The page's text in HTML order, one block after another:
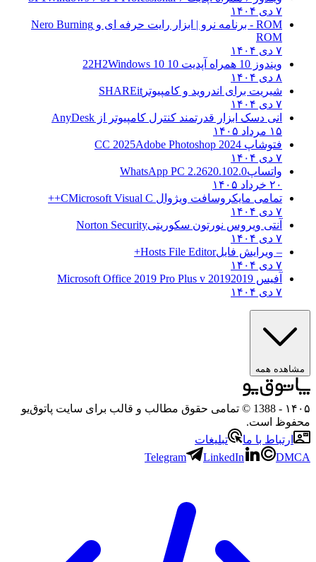
۷ دی ۱۴۰۴
ROM - برنامه نرو | ابزار رایت حرفه ای و
Nero Burning
ROM
۷ دی ۱۴۰۴
ویندوز 10 همراه آپدیت 10 22H2
Windows 10
۸ دی ۱۴۰۴
شیریت برای اندروید و کامپیوتر SHAREit
۷ دی ۱۴۰۴
انی دسک ابزار قدرتمند کنترل کامپیوتر از AnyDesk
۱۵ مرداد ۱۴۰۵
فتوشاپ CC 2025 Adobe Photoshop 2024
۷ دی ۱۴۰۴
واتساپWhatsApp PC 2.2620.102.0
۲۰ خرداد ۱۴۰۵
تمامی مایکروسافت ویژوال C Microsoft Visual C++
۷ دی ۱۴۰۴
آنتی ویروس نورتون سکوریتیNorton Security
۷ دی ۱۴۰۴
– ویرایش فایلHosts File Editor+
۷ دی ۱۴۰۴
آفیس 2019 2019 Microsoft Office 2019 Pro Plus v
۷ دی ۱۴۰۴
مشاهده همه
۱۴۰۵
- 1388 © تمامی حقوق مطالب و قالب برای سایت پاتوق‌یو
محفوظ است.
ارتباط با ما
تبلیغات
Telegram
LinkedIn DMCA